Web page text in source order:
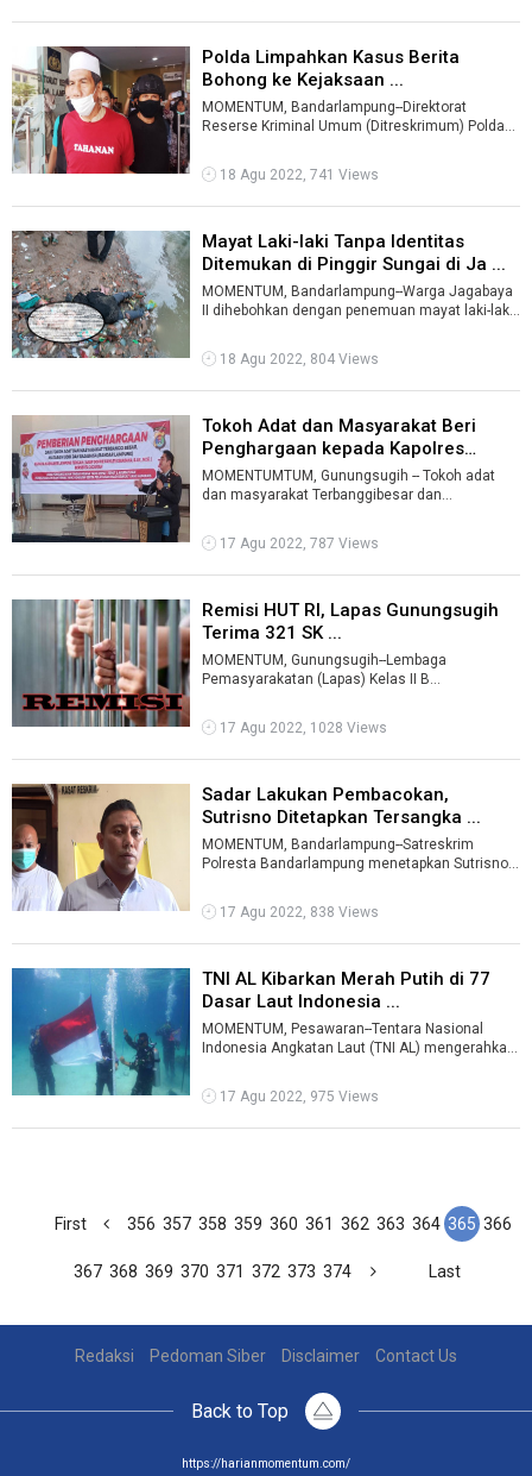
Polda Limpahkan Kasus Berita
Bohong ke Kejaksaan ...
MOMENTUM, Bandarlampung--Direktorat
Reserse Kriminal Umum (Ditreskrimum) Polda
18 Agu 2022, 741 Views
Mayat Laki-laki Tanpa Identitas
Ditemukan di Pinggir Sungai di Ja ...
MOMENTUM, Bandarlampung--Warga Jagabaya
II dihebohkan dengan penemuan mayat laki-laki
18 Agu 2022, 804 Views
Tokoh Adat dan Masyarakat Beri
Penghargaan kepada Kapolres
Lampun ...
MOMENTUMTUM, Gunungsugih -- Tokoh adat
dan masyarakat Terbanggibesar dan
Rajabasa (Ban ...
17 Agu 2022, 787 Views
Remisi HUT RI, Lapas Gunungsugih
Terima 321 SK ...
MOMENTUM, Gunungsugih--Lembaga
Pemasyarakatan (Lapas) Kelas II B
(sk) remisi Hari Ul ...
17 Agu 2022, 1028 Views
Sadar Lakukan Pembacokan,
Sutrisno Ditetapkan Tersangka ...
MOMENTUM, Bandarlampung--Satreskrim
Polresta Bandarlampung menetapkan Sutrisno
17 Agu 2022, 838 Views
TNI AL Kibarkan Merah Putih di 77
Dasar Laut Indonesia ...
MOMENTUM, Pesawaran--Tentara Nasional
Indonesia Angkatan Laut (TNI AL) mengerahkan
...
17 Agu 2022, 975 Views
First 356 357 358 359 360 361 362 363 364 365 366
367 368 369 370 371 372 373 374 Last
Redaksi Pedoman Siber Disclaimer Contact Us
Back to Top
https://harianmomentum.com/